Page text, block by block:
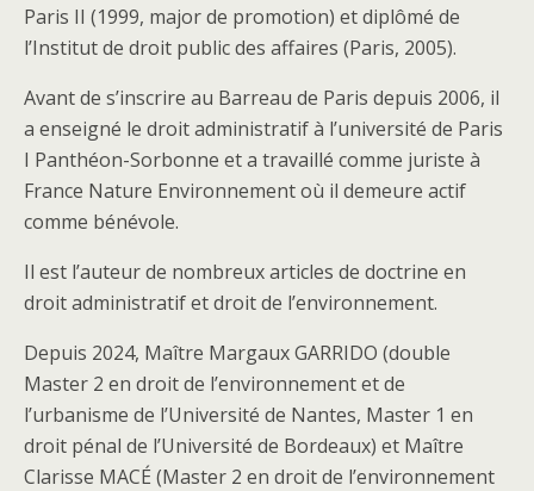
Paris II (1999, major de promotion) et diplômé de
l’Institut de droit public des affaires (Paris, 2005).
Avant de s’inscrire au Barreau de Paris depuis 2006, il
a enseigné le droit administratif à l’université de Paris
I Panthéon-Sorbonne et a travaillé comme juriste à
France Nature Environnement où il demeure actif
comme bénévole.
Il est l’auteur de nombreux articles de doctrine en
droit administratif et droit de l’environnement.
Depuis 2024, Maître Margaux GARRIDO (double
Master 2 en droit de l’environnement et de
l’urbanisme de l’Université de Nantes, Master 1 en
droit pénal de l’Université de Bordeaux) et Maître
Clarisse MACÉ (Master 2 en droit de l’environnement